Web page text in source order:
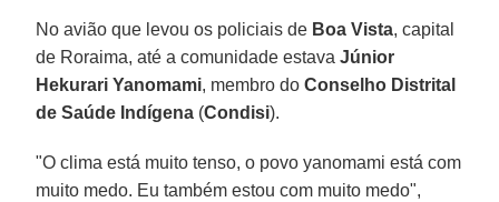
No avião que levou os policiais de Boa Vista, capital
de Roraima, até a comunidade estavaJúnior
Hekurari Yanomami, membro doConselho Distrital
de Saúde Indígena (Condisi).
"O clima está muito tenso, o povo yanomami está com
muito medo. Eu também estou com muito medo",